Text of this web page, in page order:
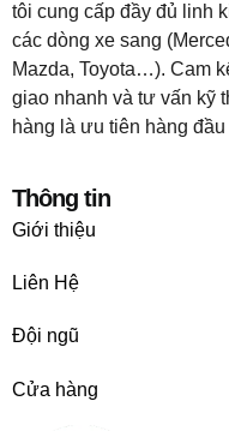
tôi cung cấp đầy đủ linh
các dòng xe sang
Mazda, Toyota…). Cam
giao nhanh và tư vấn kỹ
hàng là ưu tiên hàng
Thông tin
Giới thiệu
Liên Hệ
Đội ngũ
Cửa hàng